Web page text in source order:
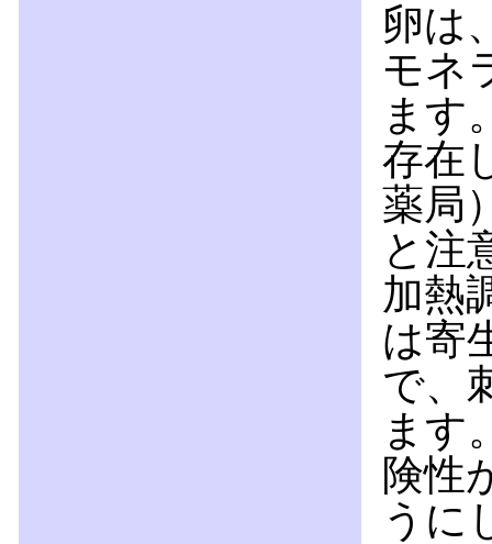
卵は
モネ
ます
存在
薬局
と注
加熱
は寄
で、
ます
険性
うに